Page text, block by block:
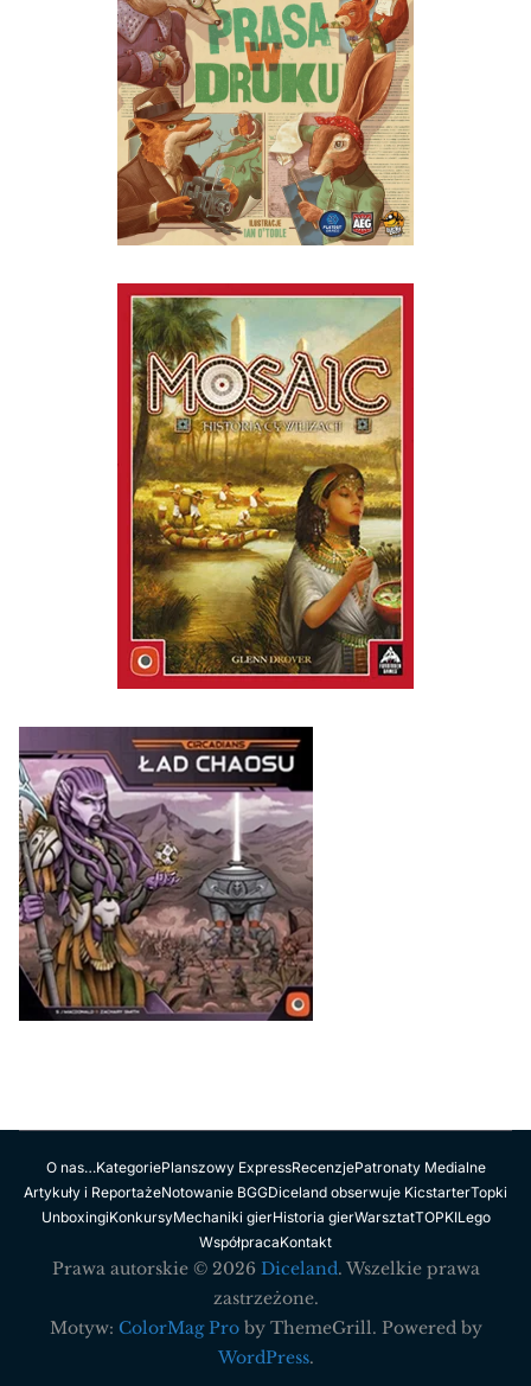
O nas…KategoriePlanszowy ExpressRecenzjePatronaty Medialne
Artykuły i ReportażeNotowanie BGGDiceland obserwuje KicstarterTopki
UnboxingiKonkursyMechaniki gierHistoria gierWarsztatTOPKILego
WspółpracaKontakt
Prawa autorskie © 2026 Diceland. Wszelkie prawa
zastrzeżone.
Motyw: ColorMag Proby ThemeGrill. Powered by
WordPress.